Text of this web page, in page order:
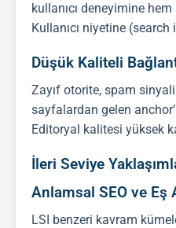
kullanıcı deneyimine
Kullanıcı niyetine (search
Düşük Kaliteli
Zayıf otorite, spam
sayfalardan gelen
Editoryal kalitesi yüksek
İleri Seviye
Anlamsal SEO ve Eş
LSI benzeri kavram